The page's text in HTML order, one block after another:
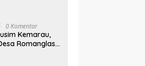
0 Komentar
Kemarau,
Romanglasa